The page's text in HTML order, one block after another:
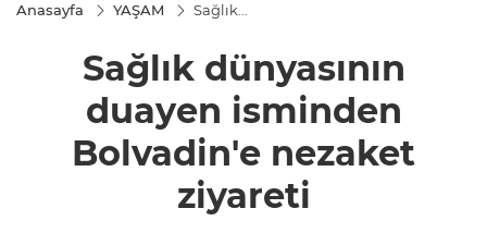
Anasayfa YAŞAM
Sağlık
isminden
Bolvadin'e
nezaket
ziyareti
Sağlık dünyasının
duayen isminden
Bolvadin'e nezaket
ziyareti